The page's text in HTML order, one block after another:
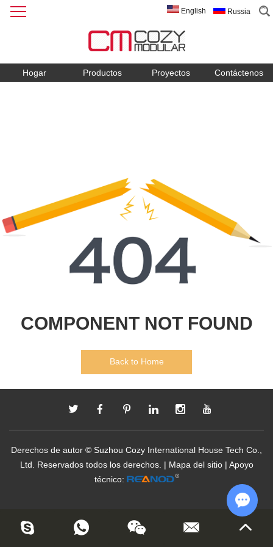
English Russia
Hogar Productos Proyectos Contáctenos
COMPONENT NOT FOUND
Back to Home
Derechos de autor © Suzhou Cozy International House Tech Co.,
Ltd. Reservados todos los derechos. | Mapa del sitio| Apoyo
técnico:
Chat